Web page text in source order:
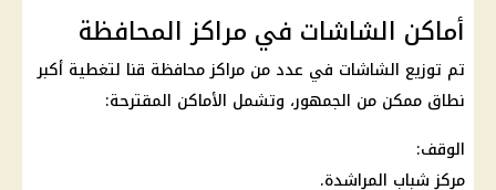
أماكن الشاشات في مراكز المحافظة
تم توزيع الشاشات في عدد من مراكز محافظة قنا لتغطية أكبر
نطاق ممكن من الجمهور، وتشمل الأماكن المقترحة:
الوقف:
مركز شباب المراشدة.